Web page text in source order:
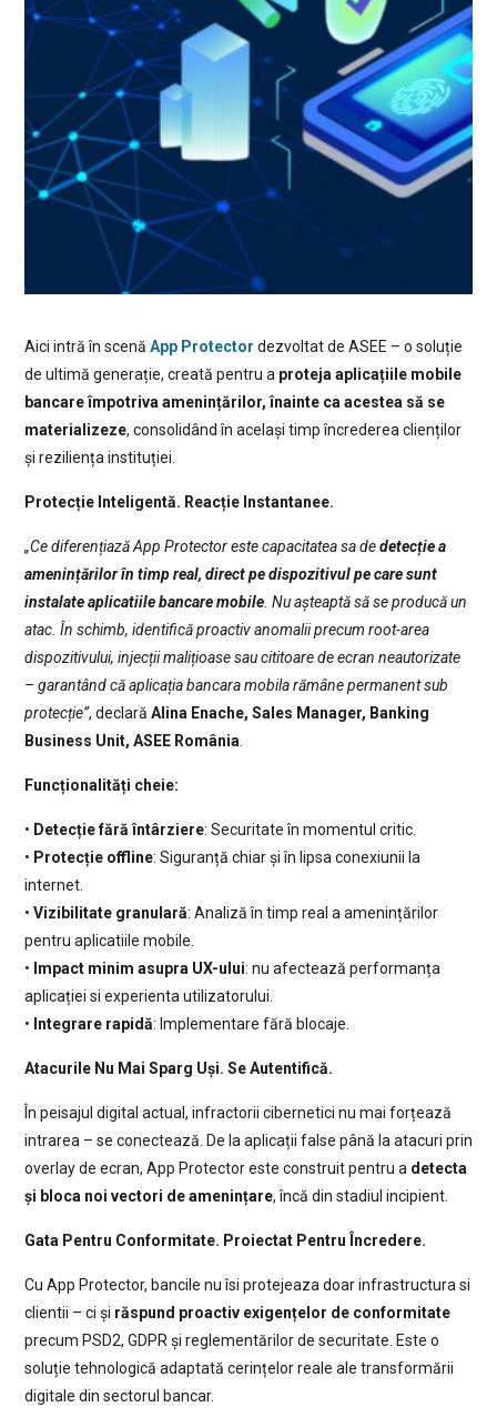
Aici intră în scenă App Protector dezvoltat de ASEE – o soluție
de ultimă generație, creată pentru a proteja aplicațiile mobile
bancare împotriva amenințărilor, înainte ca acestea să se
materializeze, consolidând în același timp încrederea clienților
și reziliența instituției.
Protecție Inteligentă. Reacție Instantanee.
„Ce diferențiază App Protector este capacitatea sa dedetecție a
amenințărilor în timp real, direct pe dispozitivul pe care sunt
instalate aplicatiile bancare mobile. Nu așteaptă să se producă un
atac. În schimb, identifică proactiv anomalii precum root-area
dispozitivului, injecții malițioase sau cititoare de ecran neautorizate
– garantând că aplicația bancara mobila rămâne permanent sub
protecție”, declară Alina Enache, Sales Manager, Banking
Business Unit, ASEE România.
Funcționalități cheie:
• Detecție fără întârziere: Securitate în momentul critic.
• Protecție offline: Siguranță chiar și în lipsa conexiunii la
internet.
• Vizibilitate granulară: Analiză în timp real a amenințărilor
pentru aplicatiile mobile.
• Impact minim asupra UX-ului: nu afectează performanța
aplicației si experienta utilizatorului.
• Integrare rapidă: Implementare fără blocaje.
Atacurile Nu Mai Sparg Uși. Se Autentifică.
În peisajul digital actual, infractorii cibernetici nu mai forțează
intrarea – se conectează. De la aplicații false până la atacuri prin
overlay de ecran, App Protector este construit pentru a detecta
și bloca noi vectori de amenințare, încă din stadiul incipient.
Gata Pentru Conformitate. Proiectat Pentru Încredere.
Cu App Protector, bancile nu îsi protejeaza doar infrastructura si
clientii – ci și răspund proactiv exigențelor de conformitate
precum PSD2, GDPR și reglementărilor de securitate. Este o
soluție tehnologică adaptată cerințelor reale ale transformării
digitale din sectorul bancar.